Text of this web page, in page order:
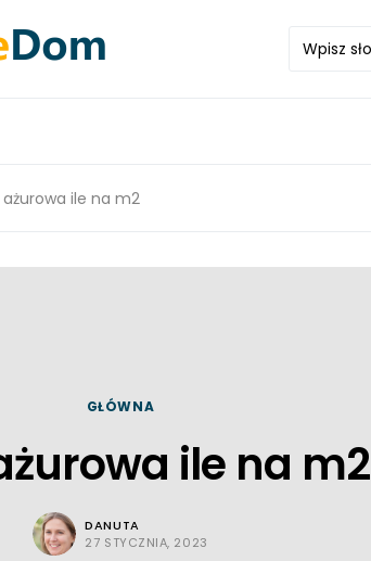
ażurowa ile na m2
GŁÓWNA
ile na m2
DANUTA
27 STYCZNIA, 2023